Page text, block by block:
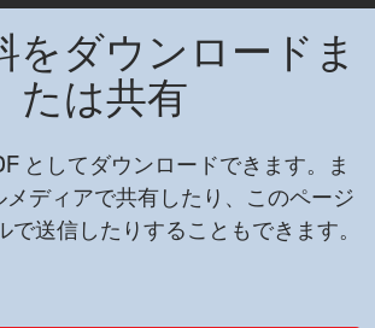
をダウンロードま
たは共有
としてダウンロードできます。ま
ディアで共有したり、このページ
で送信したりすることもできます。